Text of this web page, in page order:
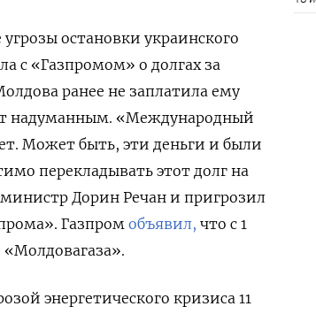
остановки украинского
с «Газпромом» о долгах за
ранее не заплатила ему
надуманным. «Международный
Может быть, эти деньги и были
перекладывать этот долг на
Дорин Речан и пригрозил
Газпром объявил, что с 1
«Молдовагаза».
энергетического кризиса 11